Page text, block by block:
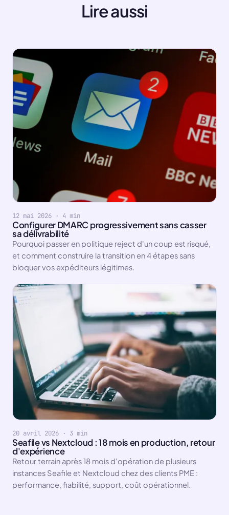
Lire aussi
12 mai 2026 · 4 min
Configurer DMARC progressivement sans casser
sa délivrabilité
Pourquoi passer en politique reject d'un coup est risqué,
et comment construire la transition en 4 étapes sans
bloquer vos expéditeurs légitimes.
20 avril 2026 · 3 min
Seafile vs Nextcloud : 18 mois en production, retour
d'expérience
Retour terrain après 18 mois d'opération de plusieurs
instances Seafile et Nextcloud chez des clients PME :
performance, fiabilité, support, coût opérationnel.